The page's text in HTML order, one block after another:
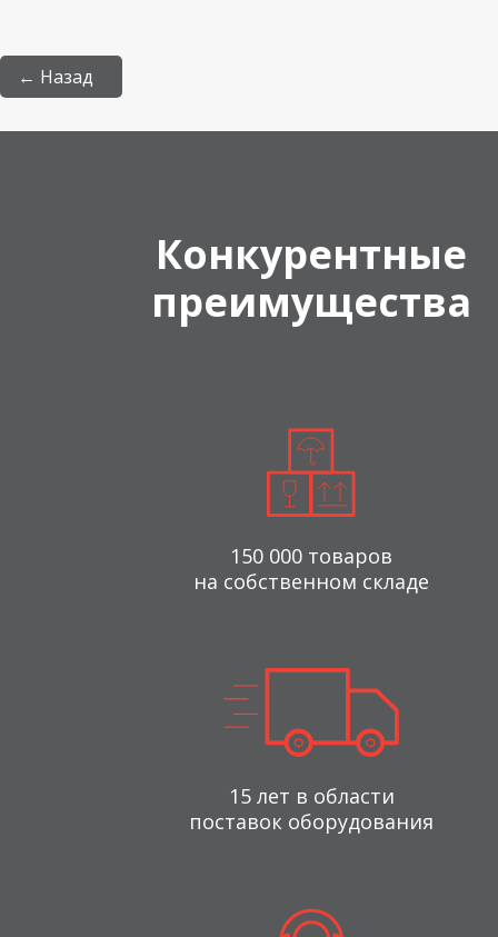
← Назад
Конкурентные
преимущества
150 000 товаров
на собственном складе
15 лет в области
поставок оборудования